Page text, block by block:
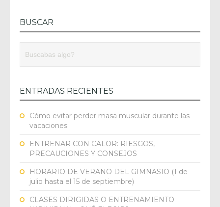
BUSCAR
ENTRADAS RECIENTES
Cómo evitar perder masa muscular durante las
vacaciones
ENTRENAR CON CALOR: RIESGOS,
PRECAUCIONES Y CONSEJOS
HORARIO DE VERANO DEL GIMNASIO (1 de
julio hasta el 15 de septiembre)
CLASES DIRIGIDAS O ENTRENAMIENTO